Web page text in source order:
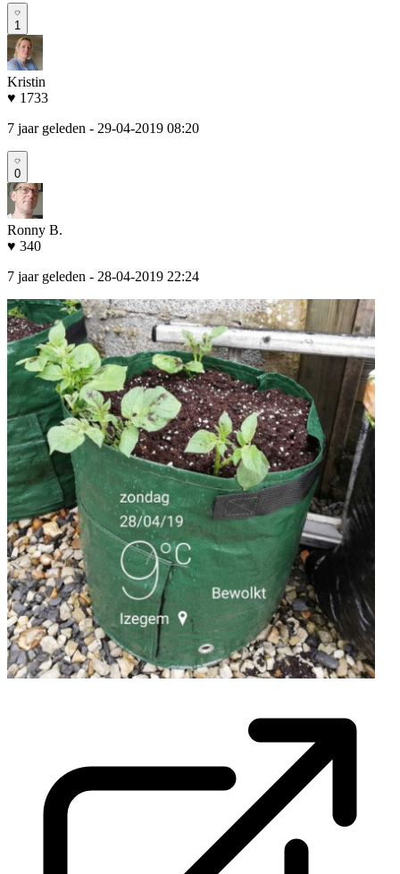
1
Kristin
♥ 1733
7 jaar geleden - 29-04-2019 08:20
0
Ronny B.
♥ 340
7 jaar geleden - 28-04-2019 22:24